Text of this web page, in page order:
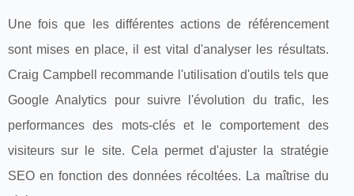
Une fois que les différentes actions de référencement
sont mises en place, il est vital d'analyser les résultats.
Craig Campbell recommande l'utilisation d'outils tels que
Google Analytics pour suivre l'évolution du trafic, les
performances des mots-clés et le comportement des
visiteurs sur le site. Cela permet d'ajuster la stratégie
SEO en fonction des données récoltées. La maîtrise du